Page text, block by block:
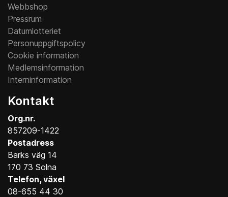
Webbshop
Pressrum
Datumlotteriet
Personuppgiftspolicy
Cookie information
Medlemsinformation
Interninformation
Kontakt
Org.nr.
857209-1422
Postadress
Barks väg 14
170 73 Solna
Telefon, växel
08-655 44 30